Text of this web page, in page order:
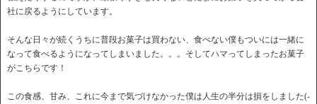
社に戻るようにしています。
そんな日々が続くうちに普段お菓子は買わない、食べない僕もついには一緒に
なって食べるようになってしまいました。。。そしてハマってしまったお菓子
がこちらです！
この食感、甘み、これに今まで気づけなかった僕は人生の半分は損をしました(-